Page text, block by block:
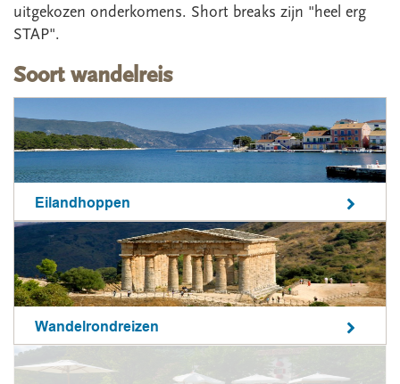
uitgekozen onderkomens. Short breaks zijn "heel erg
STAP".
Soort wandelreis
Eilandhoppen
Wandelrondreizen